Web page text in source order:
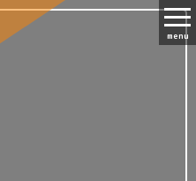
menu